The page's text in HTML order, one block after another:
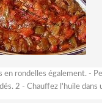
en rondelles également. -
2 - Chauffez l'huile dans